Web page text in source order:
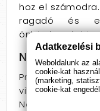
hoz el
ragadó és
önbizalmadat is.
Ne Hagyj Ki
Próbáld ki a
vibrátort, és
Ne hagyd ki ezt
Adatkezelési
Weboldalunk az
cookie-kat
(marketing,
cookie-kat